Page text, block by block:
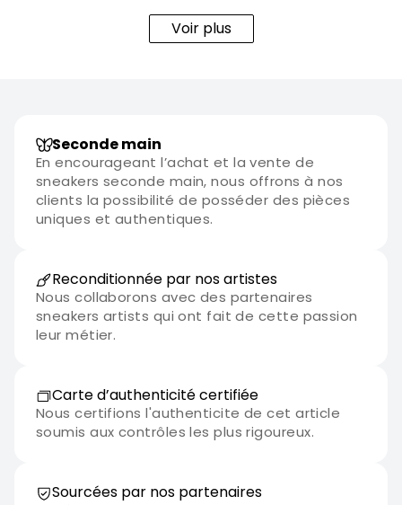
Initialement prévue pour juin 2020, cette édition a été
annulée en raison d'une erreur de conception. Cependant,
Voir plus
Seconde main
En encourageant l’achat et la vente de
sneakers seconde main, nous offrons à nos
clients la possibilité de posséder des pièces
uniques et authentiques.
Reconditionnée par nos artistes
Nous collaborons avec des partenaires
sneakers artists qui ont fait de cette passion
leur métier.
Carte d’authenticité certifiée
Nous certifions l'authenticite de cet article
soumis aux contrôles les plus rigoureux.
Sourcées par nos partenaires